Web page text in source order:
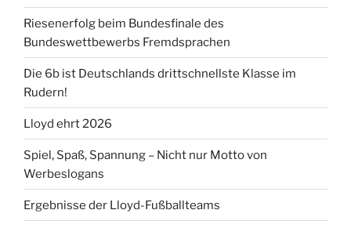
Riesenerfolg beim Bundesfinale des
Bundeswettbewerbs Fremdsprachen
Die 6b ist Deutschlands drittschnellste Klasse im
Rudern!
Lloyd ehrt 2026
Spiel, Spaß, Spannung – Nicht nur Motto von
Werbeslogans
Ergebnisse der Lloyd-Fußballteams